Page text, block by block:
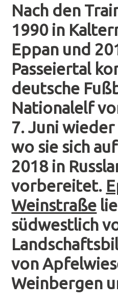
Nach den
1990 in
Eppan und
Passeiertal
deutsche
Nationalelf
7. Juni wieder
wo sie sich
2018 in
vorbereitet.
Weinstraße
südwestlich
von
Weinbergen